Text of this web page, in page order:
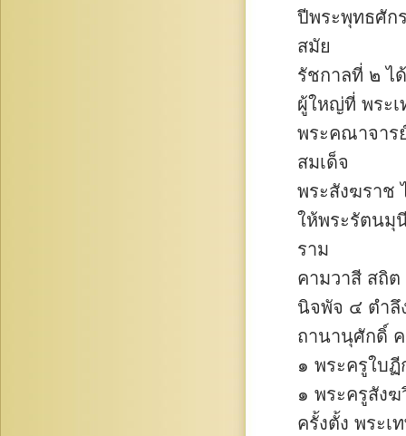
ปีพระพุทธศัก
สมัย
รัชกาลที่ ๒ ไ
ผู้ใหญ่ที่ พระเ
พระคณาจาร
สมเด็จ
พระสังฆราช
ให้พระรัตนมุ
ราม
คามวาสี สถิ
นิจพัจ ๔ ตำลึ
ถานานุศักดิ์
๑ พระครูใบฏี
๑ พระครูสัง
ครั้งตั้ง พระเ